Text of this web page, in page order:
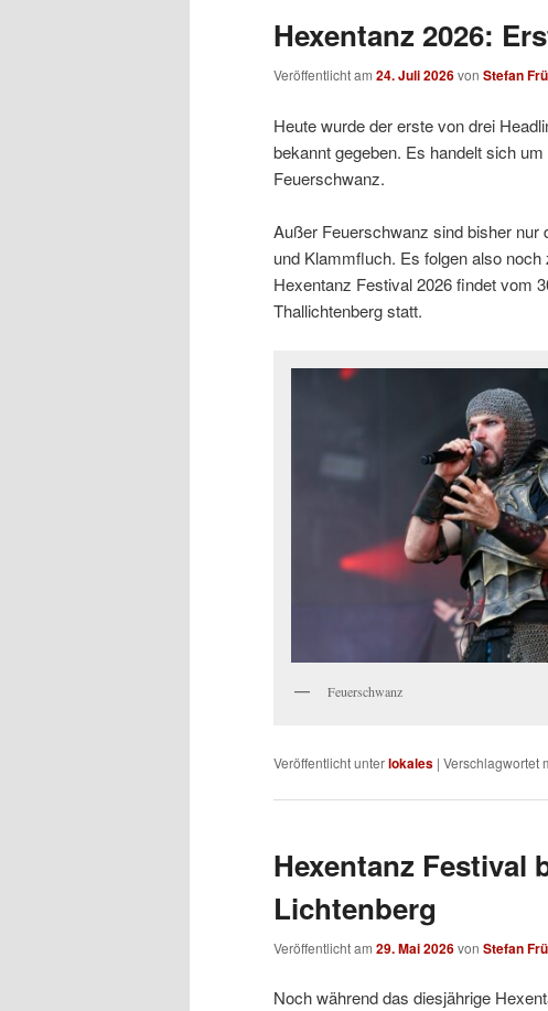
Hexentanz 2026:
Veröffentlicht am 24. Juli 2026von Stefan
Heute wurde der erste von drei
bekannt gegeben. Es handelt sich
Feuerschwanz.
Außer Feuerschwanz sind bisher nur
und Klammfluch. Es folgen also
Hexentanz Festival 2026 findet vom
Thallichtenberg statt.
Feuerschwanz
Veröffentlicht unterlokales | Verschlagwortet
Hexentanz Festival
Lichtenberg
Veröffentlicht am 29. Mai 2026von Stefan
Noch während das diesjährige